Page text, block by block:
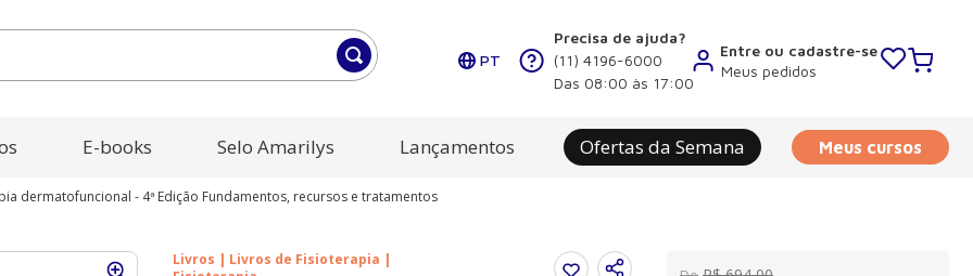
PT
Precisa de ajuda?
(11) 4196-6000
Das 08:00 às 17:00
Entre ou cadastre-se
Meus pedidos
E-books Selo Amarilys Lançamentos Ofertas da Semana Meus cursos
dermatofuncional - 4ª Edição Fundamentos, recursos e tratamentos
Livros | Livros de Fisioterapia |